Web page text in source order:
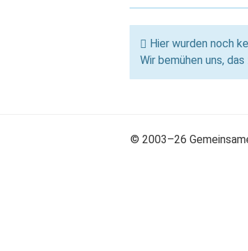
Hier wurden noch
Wir bemühen uns, das
© 2003–26